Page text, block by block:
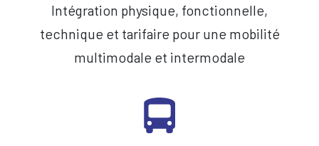
Intégration physique, fonctionnelle,
technique et tarifaire pour une mobilité
multimodale et intermodale